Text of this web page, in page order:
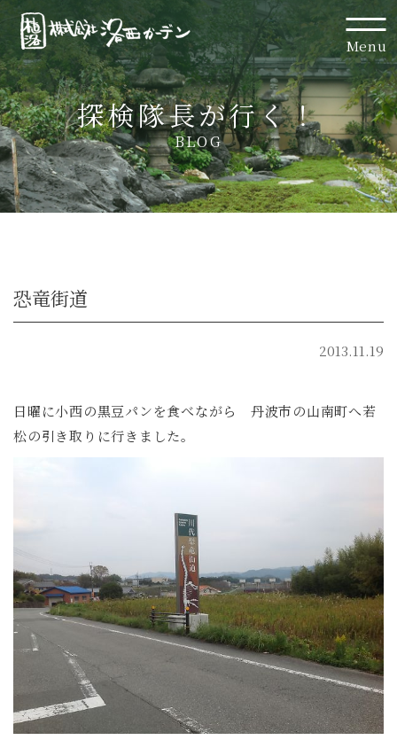
Menu
探検隊長が行く！
BLOG
恐竜街道
2013.11.19
日曜に小西の黒豆パンを食べながら 丹波市の山南町へ若
松の引き取りに行きました。